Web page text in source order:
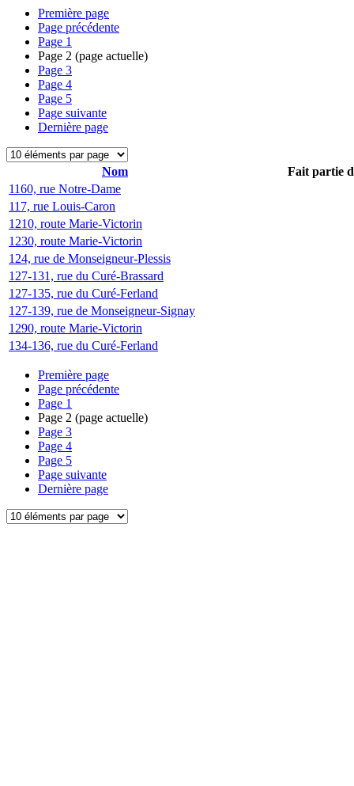
Première page
Page précédente
Page 1
Page 2 (page actuelle)
Page 3
Page 4
Page 5
Page suivante
Dernière page
Nom
Fait partie
1160, rue Notre-Dame
117, rue Louis-Caron
1210, route Marie-Victorin
1230, route Marie-Victorin
124, rue de Monseigneur-Plessis
127-131, rue du Curé-Brassard
127-135, rue du Curé-Ferland
127-139, rue de Monseigneur-Signay
1290, route Marie-Victorin
134-136, rue du Curé-Ferland
Première page
Page précédente
Page 1
Page 2 (page actuelle)
Page 3
Page 4
Page 5
Page suivante
Dernière page